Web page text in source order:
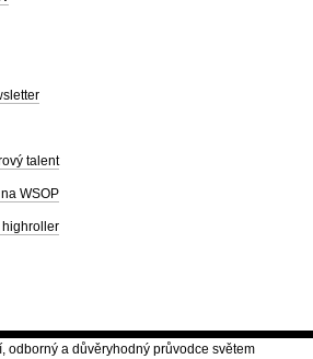
talent
WSOP
highroller
odborný a důvěryhodný průvodce světem